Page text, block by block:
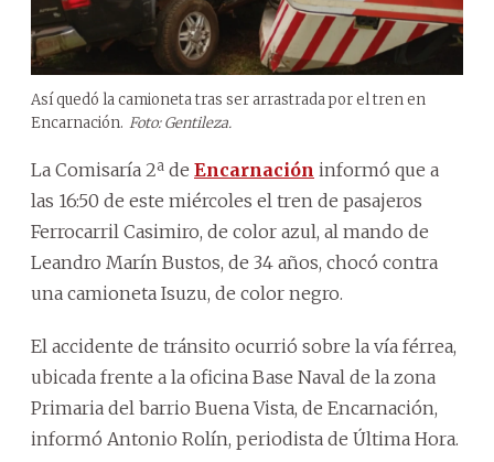
Así quedó la camioneta tras ser arrastrada por el tren en
Encarnación. Foto: Gentileza.
La Comisaría 2ª de Encarnación informó que a
las 16:50 de este miércoles el tren de pasajeros
Ferrocarril Casimiro, de color azul, al mando de
Leandro Marín Bustos, de 34 años, chocó contra
una camioneta Isuzu, de color negro.
El accidente de tránsito ocurrió sobre la vía férrea,
ubicada frente a la oficina Base Naval de la zona
Primaria del barrio Buena Vista, de Encarnación,
informó Antonio Rolín, periodista de Última Hora.